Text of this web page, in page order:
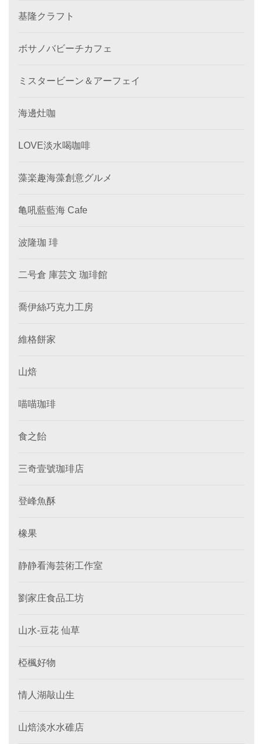
基隆クラフト
ボサノバビーチカフェ
ミスタービーン＆アーフェイ
海邊灶咖
LOVE淡水喝咖啡
藻楽趣海藻創意グルメ
亀吼藍藍海 Cafe
波隆珈 琲
二号倉 庫芸文 珈琲館
喬伊絲巧克力工房
維格餅家
山焙
喵喵珈琲
食之飴
三奇壹號珈琲店
登峰魚酥
橡果
静静看海芸術工作室
劉家庄食品工坊
山水-豆花 仙草
椏楓好物
情人湖敲山生
山焙淡水水碓店